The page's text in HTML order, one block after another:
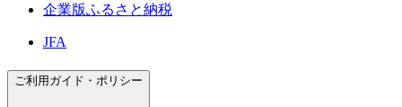
企業版ふるさと納税
JFA
ご利用ガイド・ポリシー